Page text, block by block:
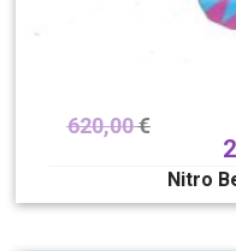
620,00€
Nitro